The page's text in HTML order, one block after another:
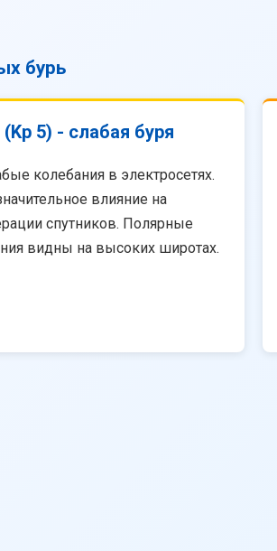
бурь
(Kp 5) - слабая буря
колебания в электросетях.
влияние на
спутников. Полярные
видны на высоких широтах.